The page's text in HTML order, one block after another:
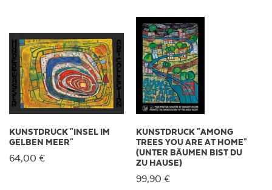
KUNSTDRUCK "INSEL IM
GELBEN MEER"
64,00 €
KUNSTDRUCK "AMONG
TREES YOU ARE AT HOME"
(UNTER BÄUMEN BIST DU
ZU HAUSE)
99,90 €